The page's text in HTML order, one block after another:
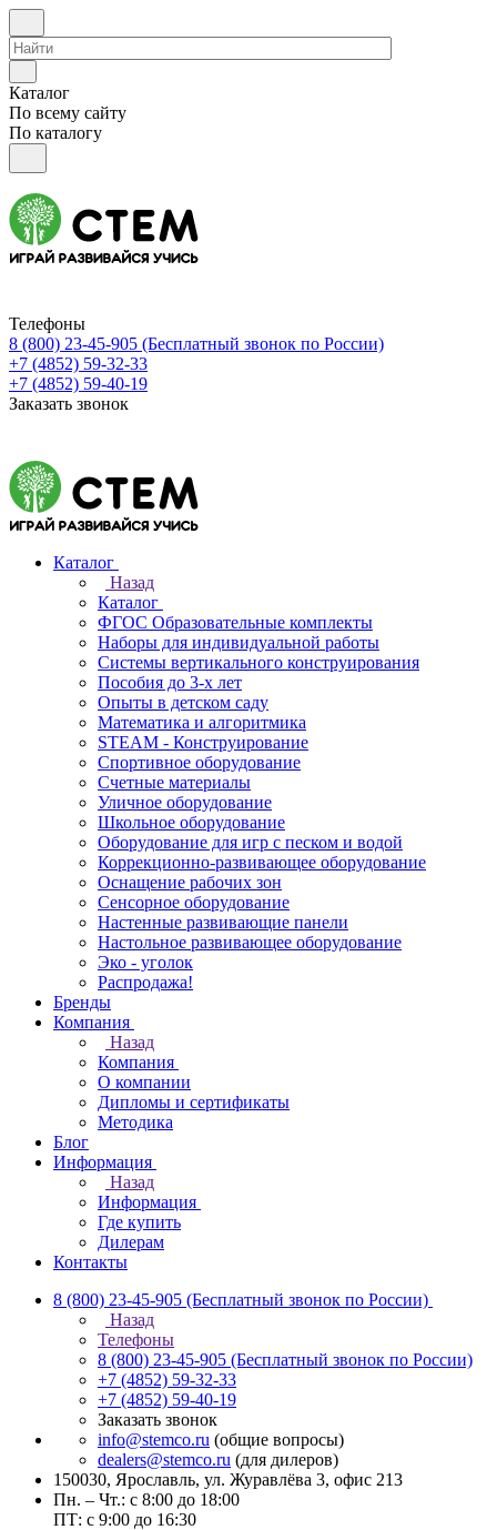
Каталог
По всему сайту
По каталогу
Телефоны
8 (800) 23-45-905 (Бесплатный звонок по России)
+7 (4852) 59-32-33
+7 (4852) 59-40-19
Заказать звонок
Каталог
Назад
Каталог
ФГОС Образовательные комплекты
Наборы для индивидуальной работы
Системы вертикального конструирования
Пособия до 3-х лет
Опыты в детском саду
Математика и алгоритмика
STEAM - Конструирование
Спортивное оборудование
Счетные материалы
Уличное оборудование
Школьное оборудование
Оборудование для игр с песком и водой
Коррекционно‑развивающее оборудование
Оснащение рабочих зон
Сенсорное оборудование
Настенные развивающие панели
Настольное развивающее оборудование
Эко - уголок
Распродажа!
Бренды
Компания
Назад
Компания
О компании
Дипломы и сертификаты
Методика
Блог
Информация
Назад
Информация
Где купить
Дилерам
Контакты
8 (800) 23-45-905 (Бесплатный звонок по России)
Назад
Телефоны
8 (800) 23-45-905 (Бесплатный звонок по России)
+7 (4852) 59-32-33
+7 (4852) 59-40-19
Заказать звонок
info@stemco.ru (общие вопросы)
dealers@stemco.ru (для дилеров)
150030, Ярославль, ул. Журавлёва 3, офис 213
Пн. – Чт.: с 8:00 до 18:00
ПТ: с 9:00 до 16:30